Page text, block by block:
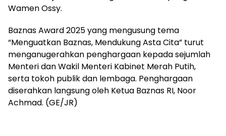
Wamen Ossy.
Baznas Award 2025 yang mengusung tema
“Menguatkan Baznas, Mendukung Asta Cita” turut
menganugerahkan penghargaan kepada sejumlah
Menteri dan Wakil Menteri Kabinet Merah Putih,
serta tokoh publik dan lembaga. Penghargaan
diserahkan langsung oleh Ketua Baznas RI, Noor
Achmad. (GE/JR)